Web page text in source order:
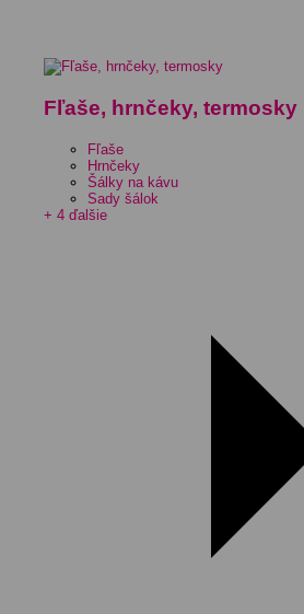
Fľaše, hrnčeky, termosky
Fľaše
Hrnčeky
Šálky na kávu
Sady šálok
+ 4 ďalšie